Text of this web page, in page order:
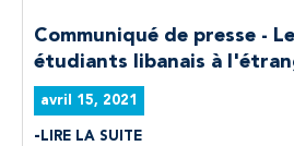
Communiqué de presse -
étudiants libanais à
avril 15, 2021
LIRE LA SUITE